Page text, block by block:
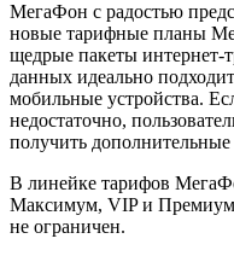
МегаФон с радостью
новые тарифные планы
щедрые пакеты интернет-
данных идеально
мобильные устройства.
недостаточно,
получить
В линейке тарифов
Максимум, VIP и Премиум,
не ограничен.